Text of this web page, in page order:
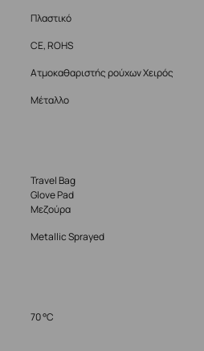
Πλαστικό
CE, ROHS
Ατμοκαθαριστής ρούχων Χειρός
Μέταλλο
Travel Bag
Glove Pad
Μεζούρα
Metallic Sprayed
70 °C